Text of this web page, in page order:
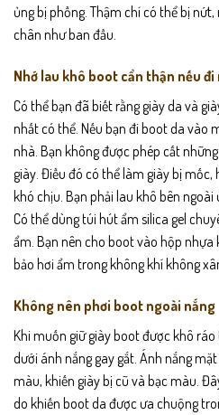
ủng bị phồng. Thậm chí có thể bị
chân như ban đầu.
Nhớ lau khô boot cẩn thận nếu đi
Có thể bạn đã biết rằng giày da và
nhất có thể. Nếu bạn đi boot da vào
nhà. Bạn không được phép cất
giày. Điều đó có thể làm giày bị mốc,
khó chịu. Bạn phải lau khô bên
Có thể dùng túi hút ẩm silica gel
ẩm. Bạn nên cho boot vào hộp nhựa
bảo hơi ẩm trong không khí không
Không nên phơi boot ngoài nắng
Khi muốn giữ giày boot được khô
dưới ánh nắng gay gắt. Ánh nắng
màu, khiến giày bị cũ và bạc màu.
do khiến boot da được ưa chuộng